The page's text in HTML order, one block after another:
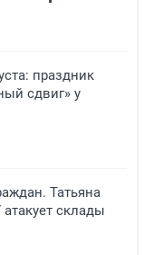
праздник
сдвиг» у
Татьяна
склады